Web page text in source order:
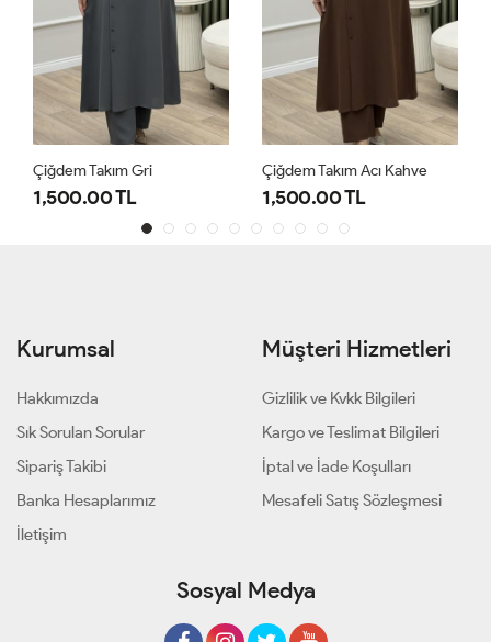
Çiğdem Takım Gri
1,500.00 TL
Çiğdem Takım Acı Kahve
1,500.00 TL
Kurumsal
Hakkımızda
Sık Sorulan Sorular
Sipariş Takibi
Banka Hesaplarımız
İletişim
Müşteri Hizmetleri
Gizlilik ve Kvkk Bilgileri
Kargo ve Teslimat Bilgileri
İptal ve İade Koşulları
Mesafeli Satış Sözleşmesi
Sosyal Medya